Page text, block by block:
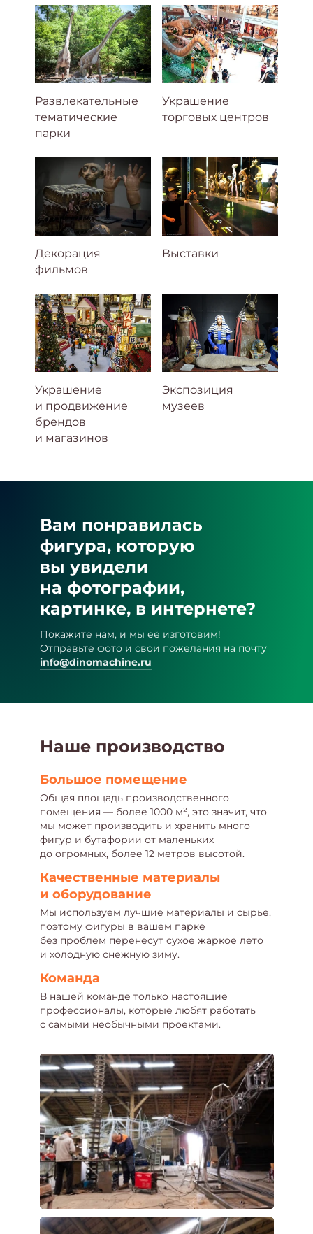
Развлекательные
тематические
парки
Украшение
торговых центров
Декорация
фильмов
Выставки
Украшение
и продвижение
брендов
и магазинов
Экспозиция
музеев
Вам понравилась
фигура, которую
вы увидели
на фотографии,
картинке, в интернете?
Покажите нам, и мы её изготовим!
Отправьте фото и свои пожелания на почту
info@dinomachine.ru
Наше производство
Большое помещение
Общая площадь производственного
помещения — более 1000 м², это значит, что
мы может производить и хранить много
фигур и бутафории от маленьких
до огромных, более 12 метров высотой.
Качественные материалы
и оборудование
Мы используем лучшие материалы и сырье,
поэтому фигуры в вашем парке
без проблем перенесут сухое жаркое лето
и холодную снежную зиму.
Команда
В нашей команде только настоящие
профессионалы, которые любят работать
с самыми необычными проектами.